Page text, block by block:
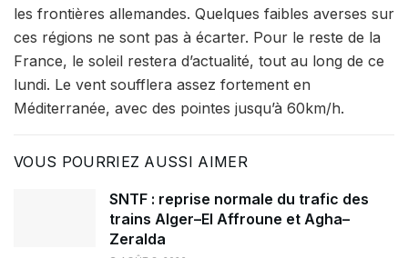
les frontières allemandes. Quelques faibles averses sur
ces régions ne sont pas à écarter. Pour le reste de la
France, le soleil restera d’actualité, tout au long de ce
lundi. Le vent soufflera assez fortement en
Méditerranée, avec des pointes jusqu’à 60km/h.
VOUS POURRIEZ AUSSI AIMER
SNTF : reprise normale du trafic des
trains Alger–El Affroune et Agha–
Zeralda